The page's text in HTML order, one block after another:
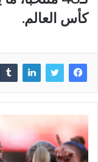
كأس العالم.